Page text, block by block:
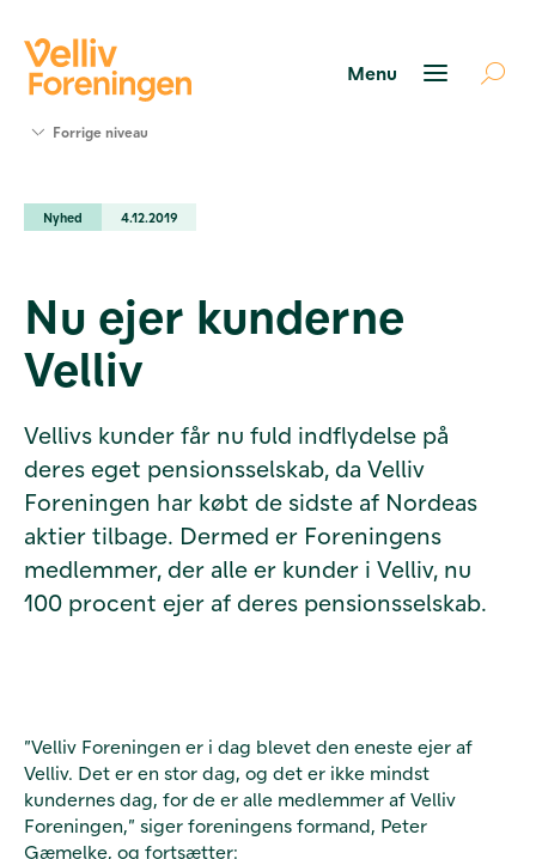
Værktøjer
Foreningen
Kontakt
os
Forrige niveau
Nyhed 4.12.2019
Nu ejer kunderne
Velliv
Vellivs kunder får nu fuld indflydelse på
deres eget pensionsselskab, da Velliv
Foreningen har købt de sidste af Nordeas
aktier tilbage. Dermed er Foreningens
medlemmer, der alle er kunder i Velliv, nu
100 procent ejer af deres pensionsselskab.
”Velliv Foreningen er i dag blevet den eneste ejer af
Velliv. Det er en stor dag, og det er ikke mindst
kundernes dag, for de er alle medlemmer af Velliv
Foreningen,” siger foreningens formand, Peter
Gæmelke, og fortsætter: